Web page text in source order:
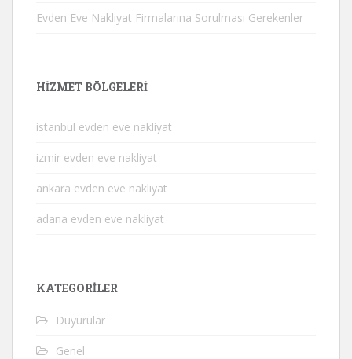
Evden Eve Nakliyat Firmalarına Sorulması Gerekenler
HIZMET BÖLGELERI
istanbul evden eve nakliyat
izmir evden eve nakliyat
ankara evden eve nakliyat
adana evden eve nakliyat
KATEGORILER
Duyurular
Genel